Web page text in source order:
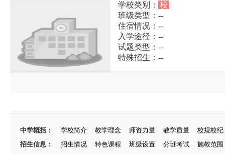
学校类别： 校
班级类型：--
住宿情况：--
入学途径：--
试题类型：--
特殊招生：--
中学概括： 学校简介 教学理念 师资力量 教学质量
校规校纪
招生信息：
招生情况 特色课程 班级设置 分班考试
施教范围